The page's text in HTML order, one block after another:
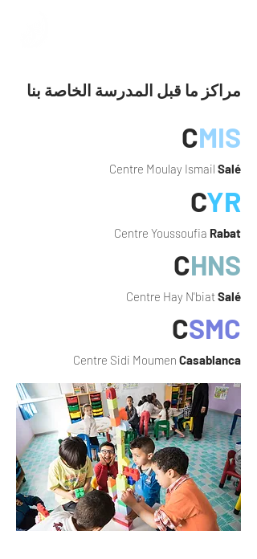
مراكز ما قبل المدرسة الخاصة بنا
CMIS
Centre Moulay Ismail Salé
CYR
Centre Youssoufia Rabat
CHNS
Centre Hay N'biatSalé
CSMC
Centre Sidi Moumen Casablanca